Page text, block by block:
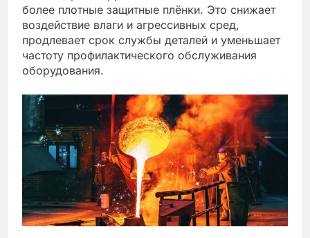
более плотные защитные плёнки. Это снижает
воздействие влаги и агрессивных сред,
продлевает срок службы деталей и уменьшает
частоту профилактического обслуживания
оборудования.